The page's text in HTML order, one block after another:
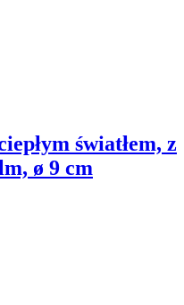
światłem, z
ø 9 cm